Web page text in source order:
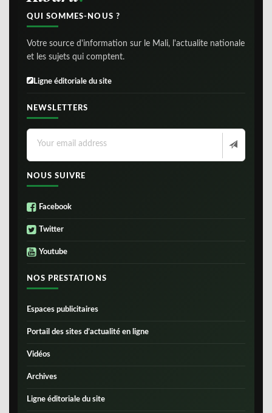
QUI SOMMES-NOUS ?
Votre source d'information sur le Mali, l'actualite nationale
et les sujets qui comptent.
Ligne éditoriale du site
NEWSLETTERS
NOUS SUIVRE
Facebook
Twitter
Youtube
NOS PRESTATIONS
Espaces publicitaires
Portail des sites d’actualité en ligne
Vidéos
Archives
Ligne éditoriale du site